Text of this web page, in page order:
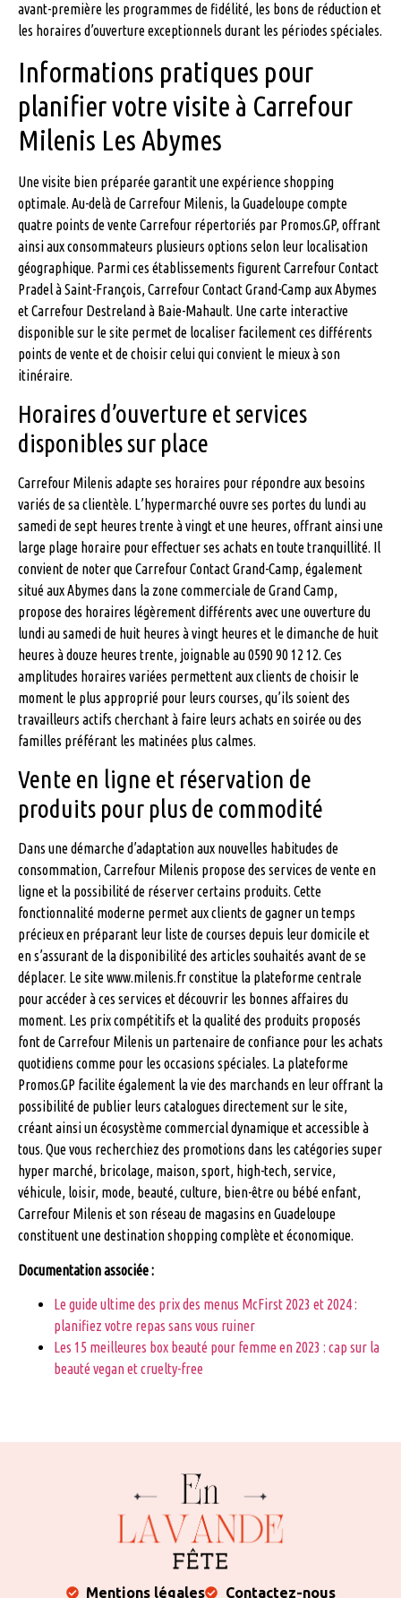
avant-première les programmes de fidélité, les bons de réduction et
les horaires d’ouverture exceptionnels durant les périodes spéciales.
Informations pratiques pour
planifier votre visite à Carrefour
Milenis Les Abymes
Une visite bien préparée garantit une expérience shopping
optimale. Au-delà de Carrefour Milenis, la Guadeloupe compte
quatre points de vente Carrefour répertoriés par Promos.GP, offrant
ainsi aux consommateurs plusieurs options selon leur localisation
géographique. Parmi ces établissements figurent Carrefour Contact
Pradel à Saint-François, Carrefour Contact Grand-Camp aux Abymes
et Carrefour Destreland à Baie-Mahault. Une carte interactive
disponible sur le site permet de localiser facilement ces différents
points de vente et de choisir celui qui convient le mieux à son
itinéraire.
Horaires d’ouverture et services
disponibles sur place
Carrefour Milenis adapte ses horaires pour répondre aux besoins
variés de sa clientèle. L’hypermarché ouvre ses portes du lundi au
samedi de sept heures trente à vingt et une heures, offrant ainsi une
large plage horaire pour effectuer ses achats en toute tranquillité. Il
convient de noter que Carrefour Contact Grand-Camp, également
situé aux Abymes dans la zone commerciale de Grand Camp,
propose des horaires légèrement différents avec une ouverture du
lundi au samedi de huit heures à vingt heures et le dimanche de huit
heures à douze heures trente, joignable au 0590 90 12 12. Ces
amplitudes horaires variées permettent aux clients de choisir le
moment le plus approprié pour leurs courses, qu’ils soient des
travailleurs actifs cherchant à faire leurs achats en soirée ou des
familles préférant les matinées plus calmes.
Vente en ligne et réservation de
produits pour plus de commodité
Dans une démarche d’adaptation aux nouvelles habitudes de
consommation, Carrefour Milenis propose des services de vente en
ligne et la possibilité de réserver certains produits. Cette
fonctionnalité moderne permet aux clients de gagner un temps
précieux en préparant leur liste de courses depuis leur domicile et
en s’assurant de la disponibilité des articles souhaités avant de se
déplacer. Le site www.milenis.fr constitue la plateforme centrale
pour accéder à ces services et découvrir les bonnes affaires du
moment. Les prix compétitifs et la qualité des produits proposés
font de Carrefour Milenis un partenaire de confiance pour les achats
quotidiens comme pour les occasions spéciales. La plateforme
Promos.GP facilite également la vie des marchands en leur offrant la
possibilité de publier leurs catalogues directement sur le site,
créant ainsi un écosystème commercial dynamique et accessible à
tous. Que vous recherchiez des promotions dans les catégories super
hyper marché, bricolage, maison, sport, high-tech, service,
véhicule, loisir, mode, beauté, culture, bien-être ou bébé enfant,
Carrefour Milenis et son réseau de magasins en Guadeloupe
constituent une destination shopping complète et économique.
Documentation associée :
Le guide ultime des prix des menus McFirst 2023 et 2024 :
planifiez votre repas sans vous ruiner
Les 15 meilleures box beauté pour femme en 2023 : cap sur la
beauté vegan et cruelty-free
Mentions légales Contactez-nous